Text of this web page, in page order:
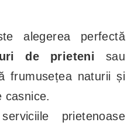
alegerea perfectă
de prieteni sau
frumusețea naturii și
casnice.
prietenoase